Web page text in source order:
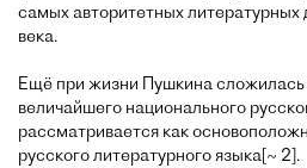
самых авторитетных литературных
века.
Ещё при жизни Пушкина сложилась
величайшего национального
рассматривается как
русского литературного языка[~ 2].